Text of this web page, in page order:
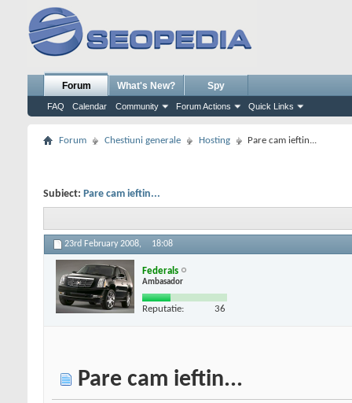
Forum
FAQ Calendar Community Forum Actions Quick Links
What's New? Spy
Forum Chestiuni generale Hosting Pare cam ieftin...
Subiect: Pare cam ieftin...
23rd February 2008, 18:08
Federals
Ambasador
Reputatie: 36
Pare cam ieftin...